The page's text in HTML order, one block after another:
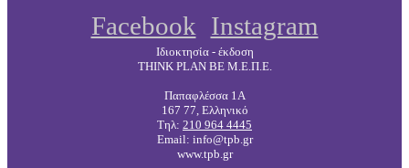
Facebook Instagram
Ιδιοκτησία - έκδοση
THINK PLAN BE Μ.Ε.Π.Ε.
Παπαφλέσσα 1Α
167 77, Ελληνικό
Τηλ: 210 964 4445
Email: info@tpb.gr
www.tpb.gr